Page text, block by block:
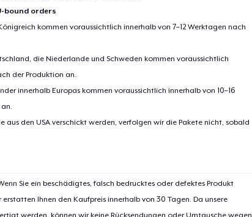
bound orders
kommen voraussichtlich innerhalb von 7–12 Werktagen nach
die Niederlande und Schweden kommen voraussichtlich
der Produktion an.
innerhalb Europas kommen voraussichtlich innerhalb von 10–16
aus den USA verschickt werden, verfolgen wir die Pakete nicht, sobald
Sie ein beschädigtes, falsch bedrucktes oder defektes Produkt
Ihnen den Kaufpreis innerhalb von 30 Tagen. Da unsere
werden, können wir keine Rücksendungen oder Umtausche wegen